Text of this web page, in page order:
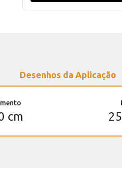
Desenhos da Aplicação
cm